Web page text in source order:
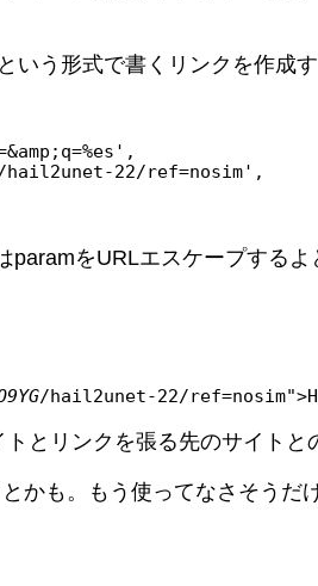
という形式で書くリンクを作成
paramをURLエスケープする
/hail2unet-22/
とリンクを張る先のサイト
かも。もう使ってなさそうだ